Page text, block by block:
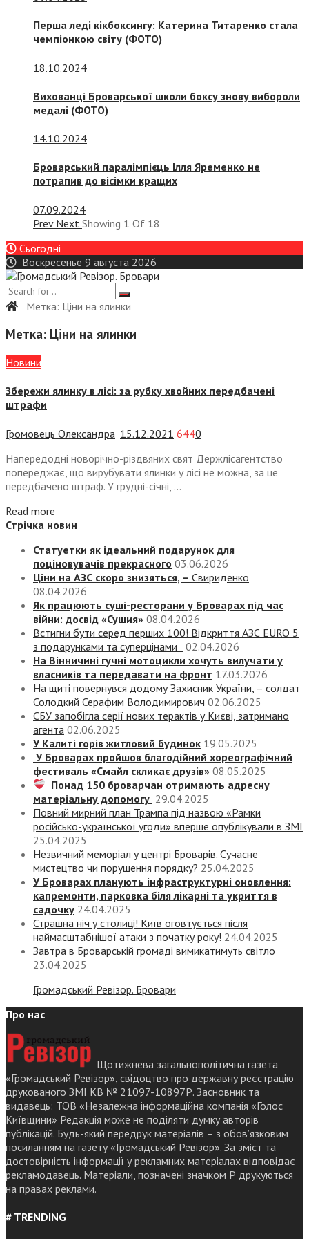
Перша леді кікбоксингу: Катерина Титаренко стала
чемпіонкою світу (ФОТО)
18.10.2024
Вихованці Броварської школи боксу знову вибороли
медалі (ФОТО)
14.10.2024
Броварський паралімпієць Ілля Яременко не
потрапив до вісімки кращих
07.09.2024
Prev Next Showing 1 Of 18
Сьогодні
Воскресенье 9 августа 2026
Метка: Ціни на ялинки
Метка: Ціни на ялинки
Новини
Збережи ялинку в лісі: за рубку хвойних передбачені
штрафи
Громовець Олександра — 15.12.2021 6440
Напередодні новорічно-різдвяних свят Держлісагентство
попереджає, що вирубувати ялинки у лісі не можна, за це
передбачено штраф. У грудні-січні, ...
Read more
Стрічка новин
Статуетки як ідеальний подарунок для
поціновувачів прекрасного 03.06.2026
Ціни на АЗС скоро знизяться, – Свириденко
08.04.2026
Як працюють суші-ресторани у Броварах під час
війни: досвід «Сушия» 08.04.2026
Встигни бути серед перших 100! Відкриття АЗС EURO 5
з подарунками та суперцінами
02.04.2026
На Вінничині гучні мотоцикли хочуть вилучати у
власників та передавати на фронт 17.03.2026
На щиті повернувся додому Захисник України, – солдат
Солодкий Серафим Володимирович 02.06.2025
СБУ запобігла серії нових терактів у Києві, затримано
агента 02.06.2025
У Калиті горів житловий будинок 19.05.2025
У Броварах пройшов благодійний хореографічний
фестиваль «Смайл скликає друзів» 08.05.2025
Понад 150 броварчан отримають адресну
матеріальну допомогу 29.04.2025
Повний мирний план Трампа під назвою «‎Рамки
російсько-української угоди» вперше опублікували в ЗМІ
25.04.2025
Незвичний меморіал у центрі Броварів. Сучасне
мистецтво чи порушення порядку? 25.04.2025
У Броварах планують інфраструктурні оновлення:
капремонти, парковка біля лікарні та укриття в
садочку 24.04.2025
Страшна ніч у столиці! Київ оговтується після
наймасштабнішої атаки з початку року! 24.04.2025
Завтра в Броварській громаді вимикатимуть світло
23.04.2025
Громадський Ревізор. Бровари
Про нас
Щотижнева загальнополітична газета
«Громадський Ревізор», свідоцтво про державну реєстрацію
друкованого ЗМІ КВ № 21097-10897Р. Засновник та
видавець: ТОВ «Незалежна інформаційна компанія «Голос
Київщини» Редакція може не поділяти думку авторів
публікацій. Будь-який передрук матеріалів – з обов’язковим
посиланням на газету «Громадський Ревізор». За зміст та
достовірність інформації у рекламних матеріалах відповідає
рекламодавець. Матеріали, позначені значком Р друкуються
на правах реклами.
# TRENDING